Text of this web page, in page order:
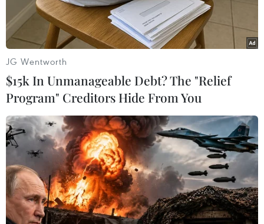
Bức tranh Study for 'Worn Out.' (Nguồn: EPA)
Bảo tàng Van Gogh ở thành phố Amsterdam (Hà
Lan) ngày 16/9 đã giới thiệu một tác phẩm đặc
biệt của họa sỹ thiên tài Vincent Van Gogh.
JG Wentworth
$15k In Unmanageable Debt? The "Relief
Program" Creditors Hide From You